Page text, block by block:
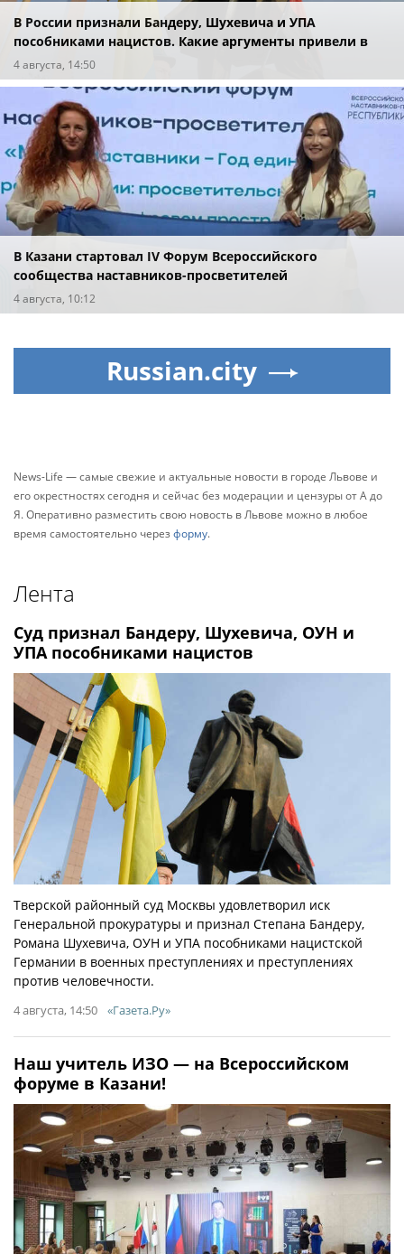
В России признали Бандеру, Шухевича и УПА
пособниками нацистов. Какие аргументы привели в
суде?
4 августа, 14:50
В Казани стартовал IV Форум Всероссийского
сообщества наставников-просветителей
4 августа, 10:12
Russian.city
News-Life — самые свежие и актуальные новости в городе Львове и
его окрестностях сегодня и сейчас без модерации и цензуры от А до
Я. Оперативно разместить свою новость в Львове можно в любое
время самостоятельно черезформу.
Лента
Суд признал Бандеру, Шухевича, ОУН и
УПА пособниками нацистов
Тверской районный суд Москвы удовлетворил иск
Генеральной прокуратуры и признал Степана Бандеру,
Романа Шухевича, ОУН и УПА пособниками нацистской
Германии в военных преступлениях и преступлениях
против человечности.
4 августа, 14:50 «Газета.Ру»
Наш учитель ИЗО — на Всероссийском
форуме в Казани!